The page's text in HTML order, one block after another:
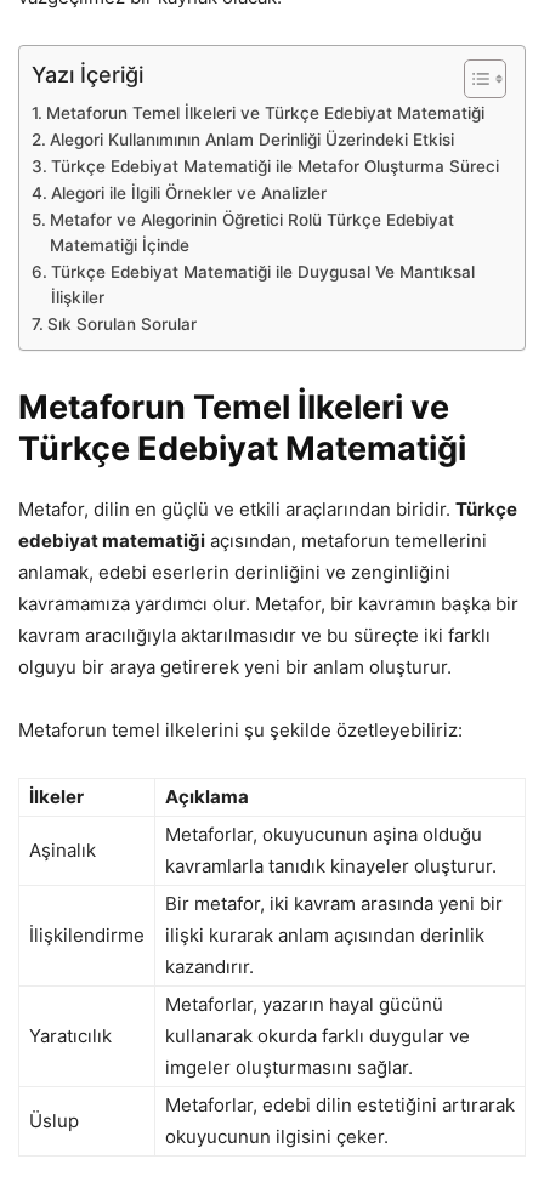
Yazı İçeriği
Metaforun Temel İlkeleri ve Türkçe Edebiyat Matematiği
Alegori Kullanımının Anlam Derinliği Üzerindeki Etkisi
Türkçe Edebiyat Matematiği ile Metafor Oluşturma Süreci
Alegori ile İlgili Örnekler ve Analizler
Metafor ve Alegorinin Öğretici Rolü Türkçe Edebiyat
Matematiği İçinde
Türkçe Edebiyat Matematiği ile Duygusal Ve Mantıksal
İlişkiler
Sık Sorulan Sorular
Metaforun Temel İlkeleri ve
Türkçe Edebiyat Matematiği
Metafor, dilin en güçlü ve etkili araçlarından biridir. Türkçe
edebiyat matematiği açısından, metaforun temellerini
anlamak, edebi eserlerin derinliğini ve zenginliğini
kavramamıza yardımcı olur. Metafor, bir kavramın başka bir
kavram aracılığıyla aktarılmasıdır ve bu süreçte iki farklı
olguyu bir araya getirerek yeni bir anlam oluşturur.
Metaforun temel ilkelerini şu şekilde özetleyebiliriz:
İlkeler Açıklama
Aşinalık
Metaforlar, okuyucunun aşina olduğu
kavramlarla tanıdık kinayeler oluşturur.
İlişkilendirme
Bir metafor, iki kavram arasında yeni bir
ilişki kurarak anlam açısından derinlik
kazandırır.
Yaratıcılık
Metaforlar, yazarın hayal gücünü
kullanarak okurda farklı duygular ve
imgeler oluşturmasını sağlar.
Üslup
Metaforlar, edebi dilin estetiğini artırarak
okuyucunun ilgisini çeker.